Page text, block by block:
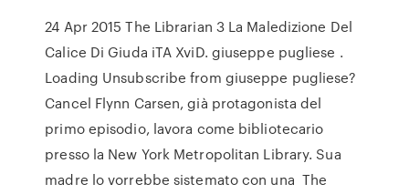
24 Apr 2015 The Librarian 3 La Maledizione Del
Calice Di Giuda iTA XviD. giuseppe pugliese .
Loading Unsubscribe from giuseppe pugliese?
Cancel Flynn Carsen, già protagonista del
primo episodio, lavora come bibliotecario
presso la New York Metropolitan Library. Sua
madre lo vorrebbe sistemato con una The